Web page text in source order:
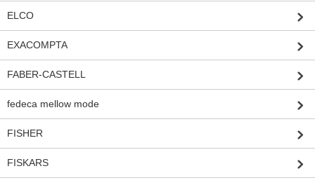
ELCO
EXACOMPTA
FABER-CASTELL
fedeca mellow mode
FISHER
FISKARS